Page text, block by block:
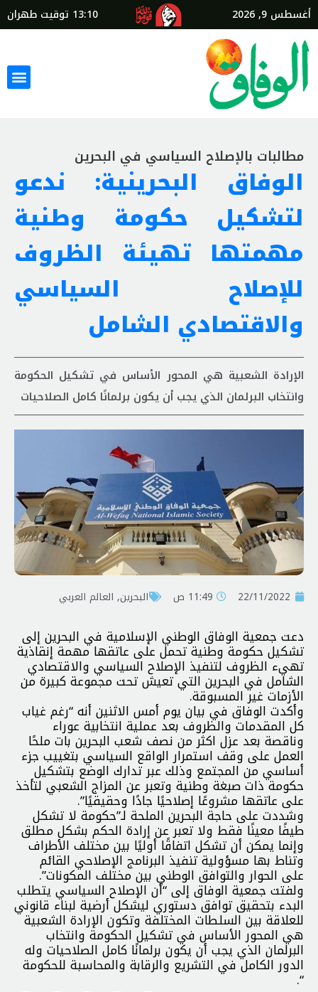
أغسطس 9, 2026 13:10 توقيت طهران
مطالبات بالإصلاح السياسي في البحرين
الوفاق البحرينية: ندعو
لتشكيل حكومة وطنية
مهمتها تهيئة الظروف
للإصلاح السياسي
والاقتصادي الشامل
الإرادة الشعبية هي المحور الأساس في تشكيل الحكومة
وانتخاب البرلمان الذي يجب أن يكون برلمانًا كامل الصلاحيات
22/11/2022 11:49 ص البحرين, العالم العربي
دعت جمعية الوفاق الوطني الإسلامية في البحرين إلى
تشكيل حكومة وطنية تحمل على عاتقها مهمة إنقاذية
تهيء الظروف لتنفيذ الإصلاح السياسي والاقتصادي
الشامل في البحرين التي تعيش تحت مجموعة كبيرة من
الأزمات غير المسبوقة.
وأكدت الوفاق في بيان يوم أمس الاثنين أنه “رغم غياب
كل المقدمات والظروف بعد عملية انتخابية عوراء
وناقصة بعد عزل اكثر من نصف شعب البحرين بات ملحًا
العمل على وقف استمرار الواقع السياسي بتغييب جزء
أساسي من المجتمع وذلك عبر تدارك الوضع بتشكيل
حكومة ذات صبغة وطنية وتعبر عن المزاج الشعبي لتأخذ
على عاتقها مشروعًا إصلاحيًا جادًا وحقيقيًا”.
وشددت على حاجة البحرين الملحة لـ”حكومة لا تشكل
طيفًا معينًا فقط ولا تعبر عن إرادة الحكم بشكل مطلق
وإنما يمكن أن تشكل اتفاقًا أوليًا بين مختلف الأطراف
وتناط بها مسؤولية تنفيذ البرنامج الإصلاحي القائم
على الحوار والتوافق الوطني بين مختلف المكونات”.
ولفتت جمعية الوفاق إلى “أن الإصلاح السياسي يتطلب
البدء بتحقيق توافق دستوري ليشكل أرضية لبناء قانوني
للعلاقة بين السلطات المختلفة وتكون الإرادة الشعبية
هي المحور الأساس في تشكيل الحكومة وانتخاب
البرلمان الذي يجب أن يكون برلمانًا كامل الصلاحيات وله
الدور الكامل في التشريع والرقابة والمحاسبة للحكومة
“.